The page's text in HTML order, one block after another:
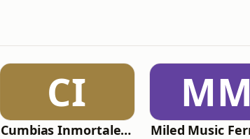
CI
Cumbias Inmortales Radio
MM